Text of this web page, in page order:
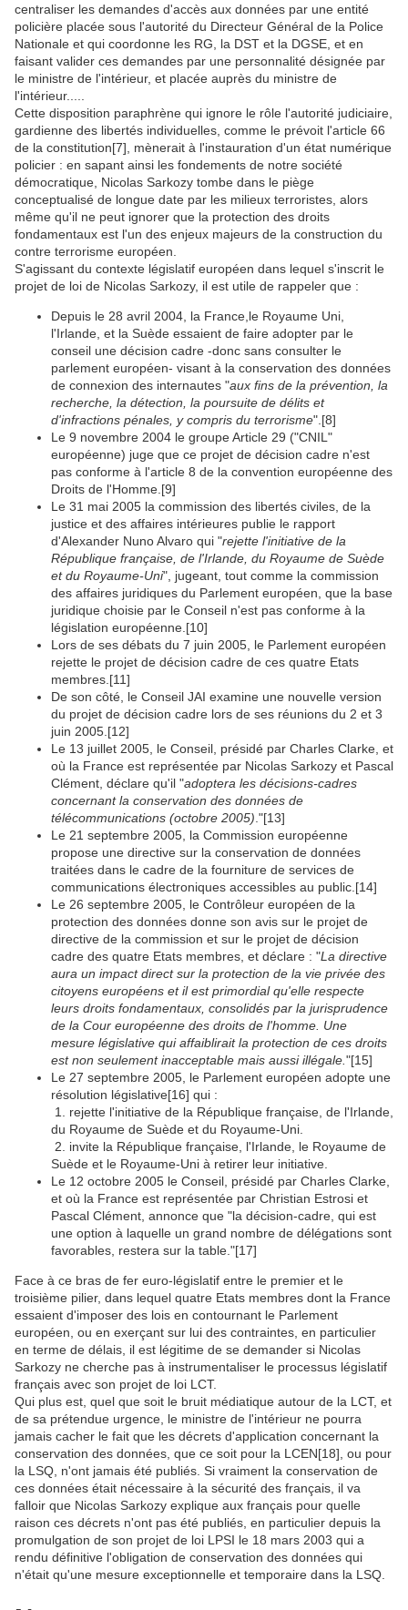
centraliser les demandes d'accès aux données par une entité
policière placée sous l'autorité du Directeur Général de la Police
Nationale et qui coordonne les RG, la DST et la DGSE, et en
faisant valider ces demandes par une personnalité désignée par
le ministre de l'intérieur, et placée auprès du ministre de
l'intérieur.....
Cette disposition paraphrène qui ignore le rôle l'autorité judiciaire,
gardienne des libertés individuelles, comme le prévoit l'article 66
de la constitution[7] , mènerait à l'instauration d'un état numérique
policier : en sapant ainsi les fondements de notre société
démocratique, Nicolas Sarkozy tombe dans le piège
conceptualisé de longue date par les milieux terroristes, alors
même qu'il ne peut ignorer que la protection des droits
fondamentaux est l'un des enjeux majeurs de la construction du
contre terrorisme européen.
S'agissant du contexte législatif européen dans lequel s'inscrit le
projet de loi de Nicolas Sarkozy, il est utile de rappeler que :
Depuis le 28 avril 2004, la France,le Royaume Uni,
l'Irlande, et la Suède essaient de faire adopter par le
conseil une décision cadre -donc sans consulter le
parlement européen- visant à la conservation des données
de connexion des internautes "aux fins de la prévention, la
recherche, la détection, la poursuite de délits et
d'infractions pénales, y compris du terrorisme". [8]
Le 9 novembre 2004 le groupe Article 29 ("CNIL"
européenne) juge que ce projet de décision cadre n'est
pas conforme à l'article 8 de la convention européenne des
Droits de l'Homme. [9]
Le 31 mai 2005 la commission des libertés civiles, de la
justice et des affaires intérieures publie le rapport
d'Alexander Nuno Alvaro qui "rejette l'initiative de la
République française, de l'Irlande, du Royaume de Suède
et du Royaume-Uni", jugeant, tout comme la commission
des affaires juridiques du Parlement européen, que la base
juridique choisie par le Conseil n'est pas conforme à la
législation européenne. [10]
Lors de ses débats du 7 juin 2005, le Parlement européen
rejette le projet de décision cadre de ces quatre Etats
membres. [11]
De son côté, le Conseil JAI examine une nouvelle version
du projet de décision cadre lors de ses réunions du 2 et 3
juin 2005. [12]
Le 13 juillet 2005, le Conseil, présidé par Charles Clarke, et
où la France est représentée par Nicolas Sarkozy et Pascal
Clément, déclare qu'il "adoptera les décisions-cadres
concernant la conservation des données de
télécommunications (octobre 2005) ."[13]
Le 21 septembre 2005, la Commission européenne
propose une directive sur la conservation de données
traitées dans le cadre de la fourniture de services de
communications électroniques accessibles au public. [14]
Le 26 septembre 2005, le Contrôleur européen de la
protection des données donne son avis sur le projet de
directive de la commission et sur le projet de décision
cadre des quatre Etats membres, et déclare : "La directive
aura un impact direct sur la protection de la vie privée des
citoyens européens et il est primordial qu'elle respecte
leurs droits fondamentaux, consolidés par la jurisprudence
de la Cour européenne des droits de l'homme. Une
mesure législative qui affaiblirait la protection de ces droits
est non seulement inacceptable mais aussi illégale. "[15]
Le 27 septembre 2005, le Parlement européen adopte une
résolution législative[16] qui :
1. rejette l'initiative de la République française, de l'Irlande,
du Royaume de Suède et du Royaume-Uni.
2. invite la République française, l'Irlande, le Royaume de
Suède et le Royaume-Uni à retirer leur initiative.
Le 12 octobre 2005 le Conseil, présidé par Charles Clarke,
et où la France est représentée par Christian Estrosi et
Pascal Clément, annonce que "la décision-cadre, qui est
une option à laquelle un grand nombre de délégations sont
favorables, restera sur la table."[17]
Face à ce bras de fer euro-législatif entre le premier et le
troisième pilier, dans lequel quatre Etats membres dont la France
essaient d'imposer des lois en contournant le Parlement
européen, ou en exerçant sur lui des contraintes, en particulier
en terme de délais, il est légitime de se demander si Nicolas
Sarkozy ne cherche pas à instrumentaliser le processus législatif
français avec son projet de loi LCT.
Qui plus est, quel que soit le bruit médiatique autour de la LCT, et
de sa prétendue urgence, le ministre de l'intérieur ne pourra
jamais cacher le fait que les décrets d'application concernant la
conservation des données, que ce soit pour la LCEN[18] , ou pour
la LSQ, n'ont jamais été publiés. Si vraiment la conservation de
ces données était nécessaire à la sécurité des français, il va
falloir que Nicolas Sarkozy explique aux français pour quelle
raison ces décrets n'ont pas été publiés, en particulier depuis la
promulgation de son projet de loi LPSI le 18 mars 2003 qui a
rendu définitive l'obligation de conservation des données qui
n'était qu'une mesure exceptionnelle et temporaire dans la LSQ.